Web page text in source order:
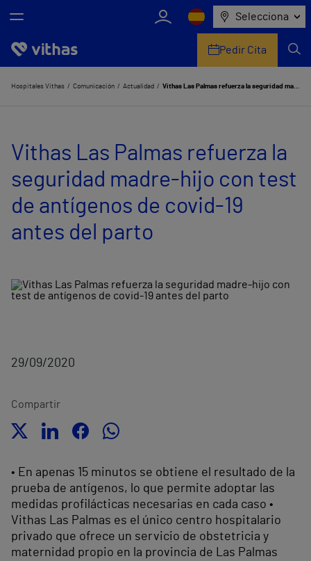
Selecciona
Nosotros
Servicios de salud
Equipo médico y asistencial
Información útil
Pedir Cita
Hospitales Vithas Comunicación Actualidad Vithas Las Palmas refuerza la seguridad madre-hijo con test de antígenos de covid-19 antes del parto
Vithas Las Palmas refuerza la
seguridad madre-hijo con test
de antígenos de covid-19
antes del parto
29/09/2020
Compartir
• En apenas 15 minutos se obtiene el resultado de la
prueba de antígenos, lo que permite adoptar las
medidas profilácticas necesarias en cada caso •
Vithas Las Palmas es el único centro hospitalario
privado que ofrece un servicio de obstetricia y
maternidad propio en la provincia de Las Palmas